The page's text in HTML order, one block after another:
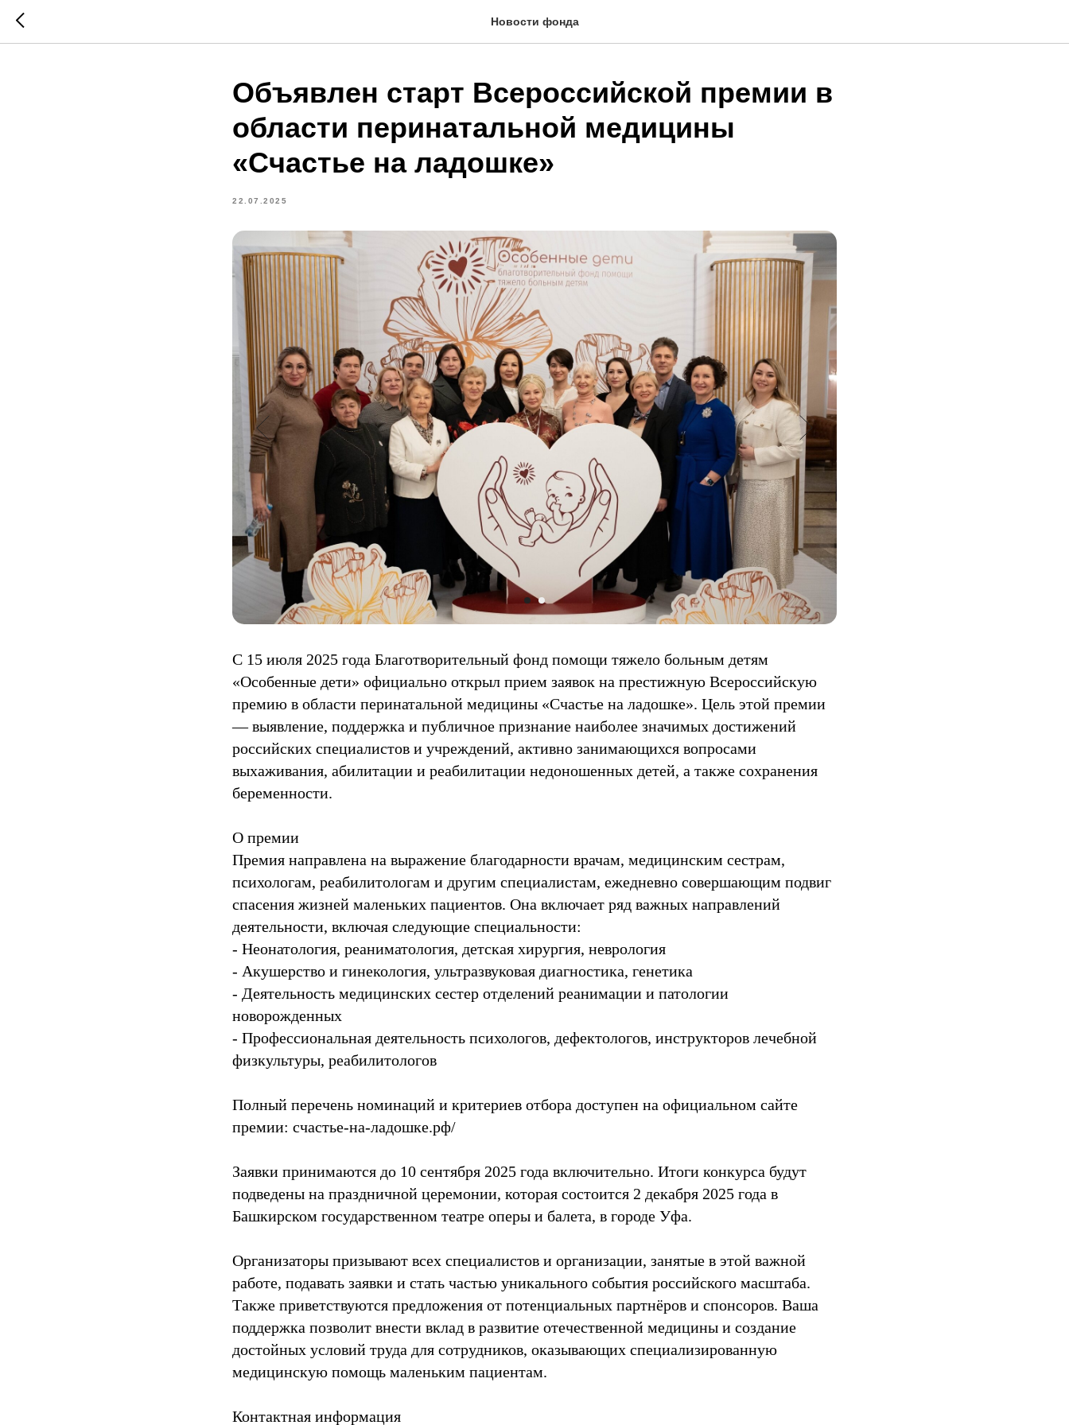
Новости фонда
Объявлен старт Всероссийской премии в
области перинатальной медицины
«Счастье на ладошке»
22.07.2025
С 15 июля 2025 года Благотворительный фонд помощи тяжело больным детям
«Особенные дети» официально открыл прием заявок на престижную Всероссийскую
премию в области перинатальной медицины «Счастье на ладошке». Цель этой премии
— выявление, поддержка и публичное признание наиболее значимых достижений
российских специалистов и учреждений, активно занимающихся вопросами
выхаживания, абилитации и реабилитации недоношенных детей, а также сохранения
беременности.
О премии
Премия направлена на выражение благодарности врачам, медицинским сестрам,
психологам, реабилитологам и другим специалистам, ежедневно совершающим подвиг
спасения жизней маленьких пациентов. Она включает ряд важных направлений
деятельности, включая следующие специальности:
- Неонатология, реаниматология, детская хирургия, неврология
- Акушерство и гинекология, ультразвуковая диагностика, генетика
- Деятельность медицинских сестер отделений реанимации и патологии
новорожденных
- Профессиональная деятельность психологов, дефектологов, инструкторов лечебной
физкультуры, реабилитологов
Полный перечень номинаций и критериев отбора доступен на официальном сайте
премии: счастье-на-ладошке.рф/
Заявки принимаются до 10 сентября 2025 года включительно. Итоги конкурса будут
подведены на праздничной церемонии, которая состоится 2 декабря 2025 года в
Башкирском государственном театре оперы и балета, в городе Уфа.
Организаторы призывают всех специалистов и организации, занятые в этой важной
работе, подавать заявки и стать частью уникального события российского масштаба.
Также приветствуются предложения от потенциальных партнёров и спонсоров. Ваша
поддержка позволит внести вклад в развитие отечественной медицины и создание
достойных условий труда для сотрудников, оказывающих специализированную
медицинскую помощь маленьким пациентам.
Контактная информация